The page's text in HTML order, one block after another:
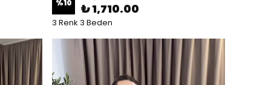
%10 ₺ 1,710.00
3 Renk 3 Beden